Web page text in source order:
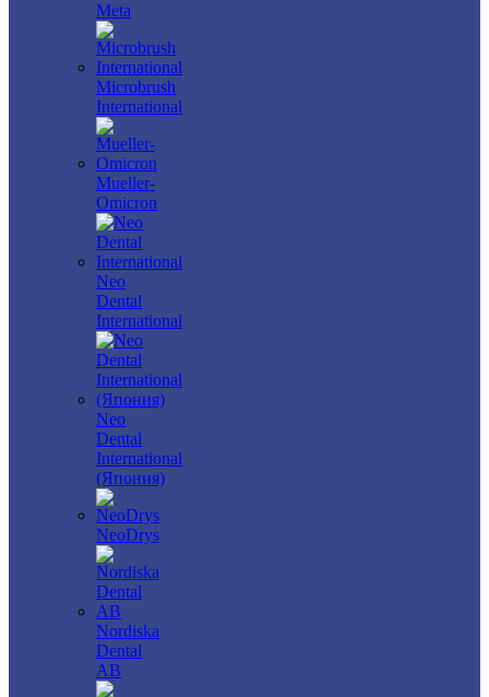
Meta
Microbrush
International
Mueller-
Omicron
Neo
Dental
International
Neo
Dental
International
(Япония)
NeoDrys
Nordiska
Dental
AB